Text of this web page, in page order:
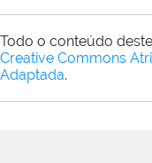
Todo o conteúdo
Creative Commons
Adaptada.